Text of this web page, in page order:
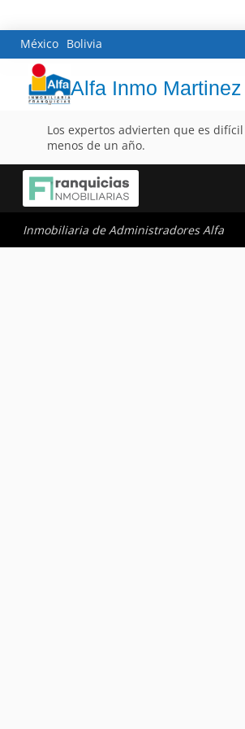
México Bolivia
Alfa Inmo
Los expertos advierten que es
menos de un año.
Inmobiliaria de Administradores Alfa